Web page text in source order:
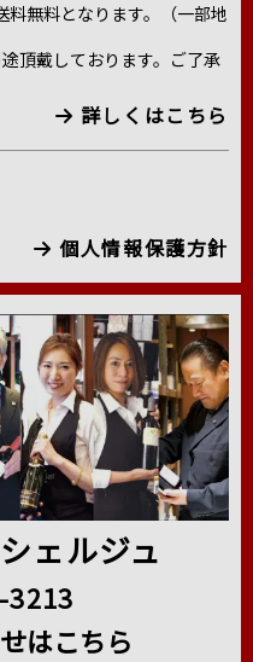
無料となります。（一部地
頂戴しております。ご了承
詳しくはこちら
個人情報保護方針
ェルジュ
3213
はこちら